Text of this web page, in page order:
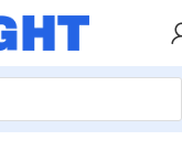
5e Jack) LOGI